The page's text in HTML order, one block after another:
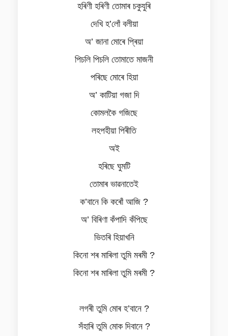
হৰিণী হৰিণী তোমাৰ চকুযুৰি
দেখি হ’লোঁ বলীয়া
অ’ জানা মোৰে প্ৰিয়া
পিচলি পিচলি তোমাতে মাজনী
পৰিছে মোৰে হিয়া
অ’ কাটিয়া গজা দি
কোমলকৈ গজিছে
লহপহীয়া পিৰীতি
অই
হৰিছে ঘুমটি
তোমাৰ ভাৱনাতেই
ক’বানে কি কৰোঁ আজি ?
অ’ বিৰিণা কঁপাদি কঁপিছে
ভিতৰি হিয়াখনি
কিনো শৰ মাৰিলা তুমি মৰমী ?
কিনো শৰ মাৰিলা তুমি মৰমী ?
লগৰী তুমি মোৰ হ’বানে ?
সঁহাৰি তুমি মোক দিবানে ?